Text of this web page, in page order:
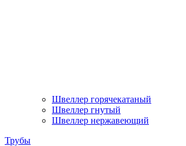
Швеллер горячекатаный
Швеллер гнутый
Швеллер нержавеющий
Трубы